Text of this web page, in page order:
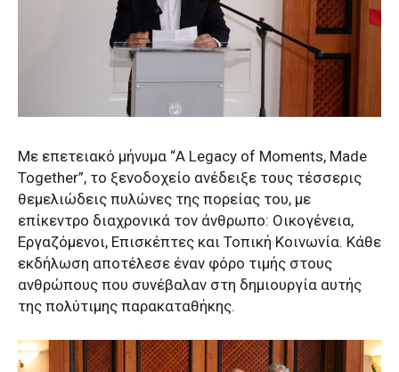
Με επετειακό μήνυμα “A Legacy of Moments, Made
Together”, το ξενοδοχείο ανέδειξε τους τέσσερις
θεμελιώδεις πυλώνες της πορείας του, με
επίκεντρο διαχρονικά τον άνθρωπο: Οικογένεια,
Εργαζόμενοι, Επισκέπτες και Τοπική Κοινωνία. Κάθε
εκδήλωση αποτέλεσε έναν φόρο τιμής στους
ανθρώπους που συνέβαλαν στη δημιουργία αυτής
της πολύτιμης παρακαταθήκης.